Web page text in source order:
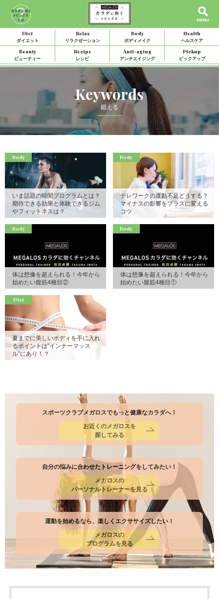
Diet
ダイエット
Relax
リラクゼーション
Body
ボディメイク
Health
ヘルスケア
Beauty
ビューティー
Recipe
レシピ
Anti-aging
アンチエイジング
Pickup
ピックアップ
Keywords
鍛える
Body
いま話題の暗闇プログラムとは？
期待できる効果と体験できるジム
やフィットネスは？
Body
テレワークの運動不足どうする？
マイナスの影響をプラスに変える
コツ
Body
体は想像を超えられる！今年から
始めたい腹筋4種目②
Body
体は想像を超えられる！今年から
始めたい腹筋4種目①
Diet
夏までに美しいボディを手に入れ
るポイントは”インナーマッス
ル”にあり！？
スポーツクラブメガロスでもっと健康なカラダへ！
お近くのメガロスを
探してみる
自分の悩みに合わせたトレーニングをしてみたい！
メガロスの
パーソナルトレーナーを見る
運動を始めるなら、楽しくエクササイズしたい！
メガロスの
プログラムを見る